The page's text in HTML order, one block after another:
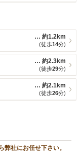
約1.2km
(徒歩14分)
約2.3km
(徒歩29分)
約2.1km
(徒歩26分)
社にお任せ下さい。